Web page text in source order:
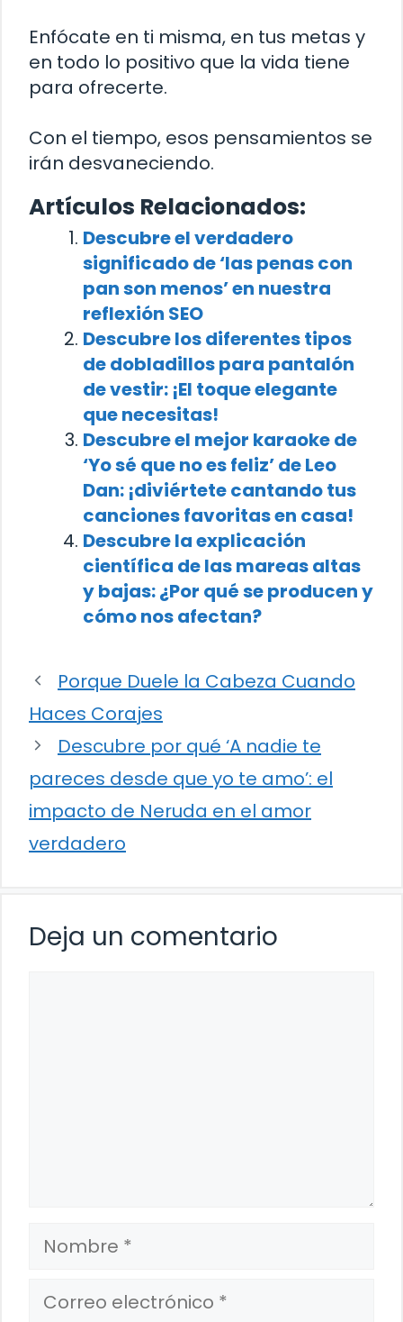
Enfócate en ti misma, en tus metas y
en todo lo positivo que la vida tiene
para ofrecerte.
Con el tiempo, esos pensamientos se
irán desvaneciendo.
Artículos Relacionados:
Descubre el verdadero
significado de ‘las penas con
pan son menos’ en nuestra
reflexión SEO
Descubre los diferentes tipos
de dobladillos para pantalón
de vestir: ¡El toque elegante
que necesitas!
Descubre el mejor karaoke de
‘Yo sé que no es feliz’ de Leo
Dan: ¡diviértete cantando tus
canciones favoritas en casa!
Descubre la explicación
científica de las mareas altas
y bajas: ¿Por qué se producen y
cómo nos afectan?
Porque Duele la Cabeza Cuando
Haces Corajes
Descubre por qué ‘A nadie te
pareces desde que yo te amo’: el
impacto de Neruda en el amor
verdadero
Deja un comentario
Nombre
Correo
electrónico